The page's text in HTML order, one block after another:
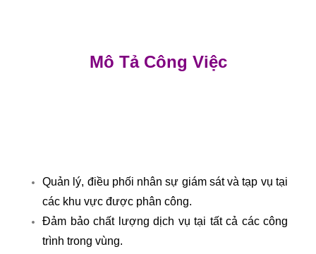
Mô Tả Công Việc
Quản lý, điều phối nhân sự giám sát và tạp vụ tại
các khu vực được phân công.
Đảm bảo chất lượng dịch vụ tại tất cả các công
trình trong vùng.